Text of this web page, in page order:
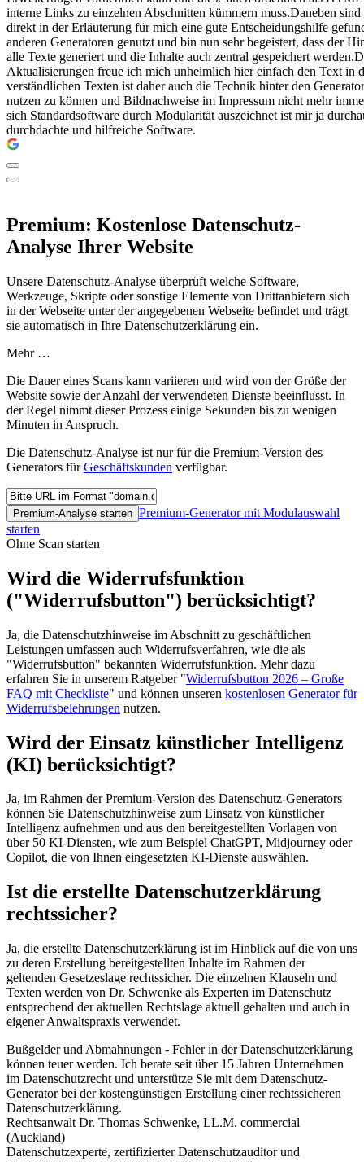
interne Links zu einzelnen Abschnitten kümmern muss.Daneben
direkt in der Erläuterung für mich eine gute Entscheidungshilfe
anderen Generatoren genutzt und bin nun sehr begeistert, dass der
alle Texte generiert und die Inhalte auch zentral gespeichert
Aktualisierungen freue ich mich unheimlich hier einfach den Text in
verständlichen Texten ist daher auch die Technik hinter den
nutzen zu können und Bildnachweise im Impressum nicht mehr
sich Standardsoftware durch Modularität auszeichnet ist mir ja
durchdachte und hilfreiche Software.
Premium: Kostenlose Datenschutz-
Analyse Ihrer Website
Unsere Datenschutz-Analyse überprüft welche Software,
Werkzeuge, Skripte oder sonstige Elemente von Drittanbietern sich
in der Webseite unter der angegebenen Webseite befindet und trägt
sie automatisch in Ihre Datenschutzerklärung ein.
Mehr …
Die Dauer eines Scans kann variieren und wird von der Größe der
Website sowie der Anzahl der verwendeten Dienste beeinflusst. In
der Regel nimmt dieser Prozess einige Sekunden bis zu wenigen
Minuten in Anspruch.
Die Datenschutz-Analyse ist nur für die Premium-Version des
Generators fürGeschäftskunden verfügbar.
Premium-Analyse starten Premium-Generator mit Modulauswahl
starten
Ohne Scan starten
Wird die Widerrufsfunktion
("Widerrufsbutton") berücksichtigt?
Ja, die Datenschutzhinweise im Abschnitt zu geschäftlichen
Leistungen umfassen auch Widerrufsverfahren, wie die als
"Widerrufsbutton" bekannten Widerrufsfunktion. Mehr dazu
erfahren Sie in unserem Ratgeber "Widerrufsbutton 2026 – Große
FAQ mit Checkliste" und können unseren kostenlosen Generator für
Widerrufsbelehrungen nutzen.
Wird der Einsatz künstlicher Intelligenz
(KI) berücksichtigt?
Ja, im Rahmen der Premium-Version des Datenschutz-Generators
können Sie Datenschutzhinweise zum Einsatz von künstlicher
Intelligenz aufnehmen und aus den bereitgestellten Vorlagen von
über 50 KI-Diensten, wie zum Beispiel ChatGPT, Midjourney oder
Copilot, die von Ihnen eingesetzten KI-Dienste auswählen.
Ist die erstellte Datenschutzerklärung
rechtssicher?
Ja, die erstellte Datenschutzerklärung ist im Hinblick auf die von uns
zu deren Erstellung bereitgestellten Inhalte im Rahmen der
geltenden Gesetzeslage rechtssicher. Die einzelnen Klauseln und
Texten werden von Dr. Schwenke als Experten im Datenschutz
entsprechend der aktuellen Rechtslage aktuell gehalten und auch in
eigener Anwaltspraxis verwendet.
Bußgelder und Abmahnungen - Fehler in der Datenschutzerklärung
können teuer werden. Ich berate seit über 15 Jahren Unternehmen
im Datenschutzrecht und unterstütze Sie mit dem Datenschutz-
Generator bei der kostengünstigen Erstellung einer rechtssicheren
Datenschutzerklärung.
Rechtsanwalt Dr. Thomas Schwenke, LL.M. commercial
(Auckland)
Datenschutzexperte, zertifizierter Datenschutzauditor und